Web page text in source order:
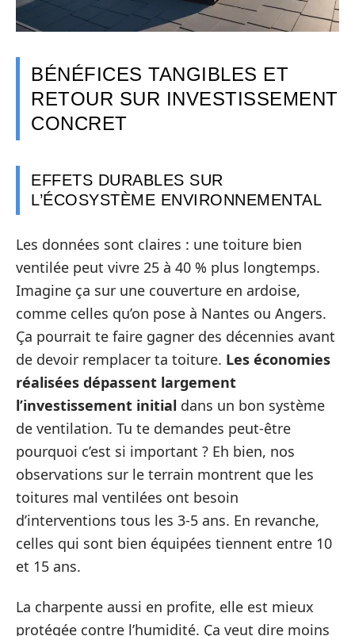
BÉNÉFICES TANGIBLES ET
RETOUR SUR INVESTISSEMENT
CONCRET
EFFETS DURABLES SUR
L’ÉCOSYSTÈME ENVIRONNEMENTAL
Les données sont claires : une toiture bien
ventilée peut vivre 25 à 40 % plus longtemps.
Imagine ça sur une couverture en ardoise,
comme celles qu’on pose à Nantes ou Angers.
Ça pourrait te faire gagner des décennies avant
de devoir remplacer ta toiture. Les économies
réalisées dépassent largement
l’investissement initial dans un bon système
de ventilation. Tu te demandes peut-être
pourquoi c’est si important ? Eh bien, nos
observations sur le terrain montrent que les
toitures mal ventilées ont besoin
d’interventions tous les 3-5 ans. En revanche,
celles qui sont bien équipées tiennent entre 10
et 15 ans.
La charpente aussi en profite, elle est mieux
protégée contre l’humidité. Ça veut dire moins